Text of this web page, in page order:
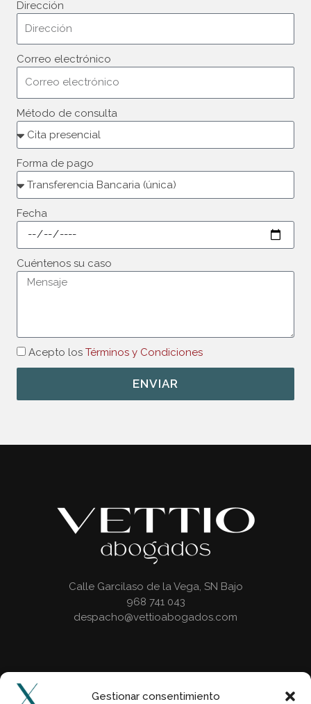
Gestionar consentimiento
Dirección
Correo electrónico
Método de consulta
Forma de pago
Fecha
Cuéntenos su caso
Acepto los Términos y Condiciones
ENVIAR
Calle Garcilaso de la Vega, SN Bajo
968 741 043
despacho@vettioabogados.com
Horario